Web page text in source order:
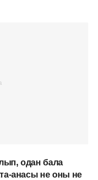
одан бала
анасы не оны не